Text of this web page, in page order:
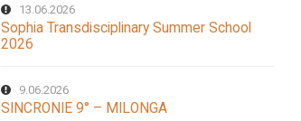
13.06.2026
Sophia Transdisciplinary Summer School
2026
9.06.2026
SINCRONIE 9° – MILONGA